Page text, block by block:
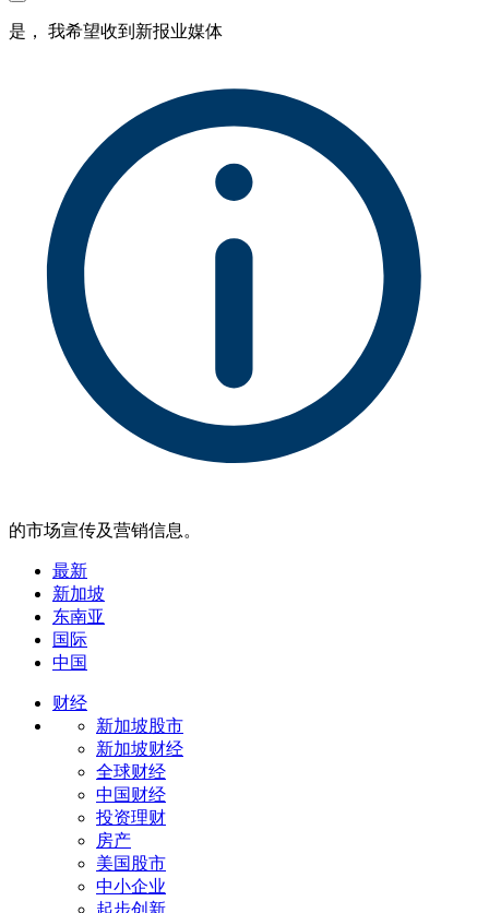
是， 我希望收到新报业媒体
的市场宣传及营销信息。
最新
新加坡
东南亚
国际
中国
财经
新加坡股市
新加坡财经
全球财经
中国财经
投资理财
房产
美国股市
中小企业
起步创新